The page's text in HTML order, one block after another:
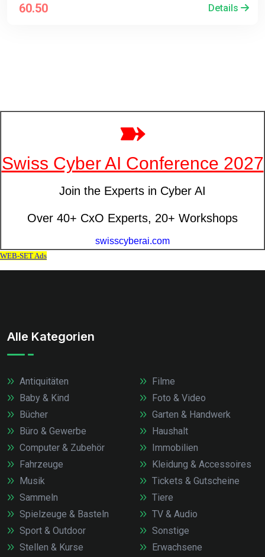
60.50 Details
Alle Kategorien
Antiquitäten
Baby & Kind
Bücher
Büro & Gewerbe
Computer & Zubehör
Fahrzeuge
Filme
Foto & Video
Garten & Handwerk
Haushalt
Immobilien
Kleidung & Accessoires
Musik
Sammeln
Spielzeuge & Basteln
Sport & Outdoor
Stellen & Kurse
Tickets & Gutscheine
Tiere
TV & Audio
Sonstige
Erwachsene